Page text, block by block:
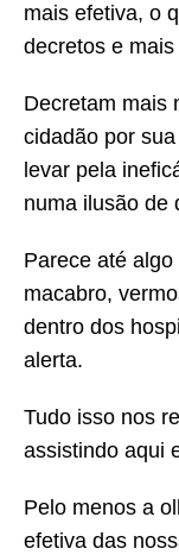
mais efetiva, o
decretos e mais
Decretam mais
cidadão por
levar pela
numa ilusão de
Parece até
macabro,
dentro dos
alerta.
Tudo isso nos
assistindo aqui
Pelo menos a
efetiva das